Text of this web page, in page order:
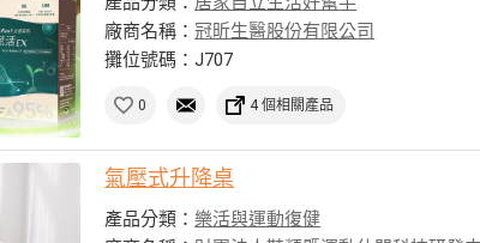
廠商名稱：冠昕生醫股份有限公司
攤位號碼：J707
0 4 個相關產品
氣壓式升降桌
產品分類：樂活與運動復健